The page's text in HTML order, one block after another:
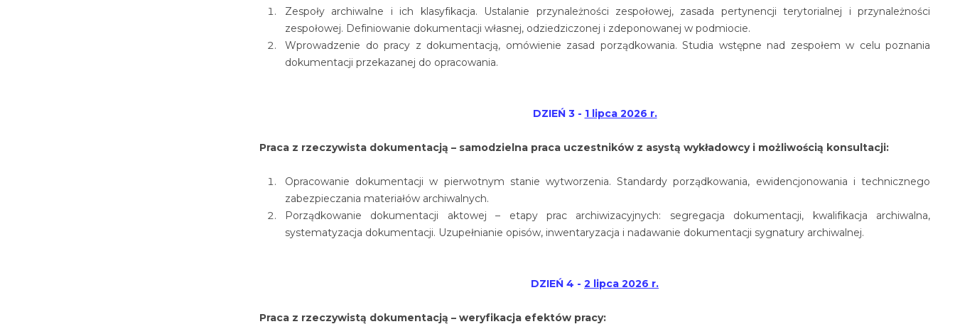
Zespoły archiwalne i ich klasyfikacja. Ustalanie przynależności zespołowej, zasada pertynencji terytorialnej i przynależności
zespołowej. Definiowanie dokumentacji własnej, odziedziczonej i zdeponowanej w podmiocie.
Wprowadzenie do pracy z dokumentacją, omówienie zasad porządkowania. Studia wstępne nad zespołem w celu poznania
dokumentacji przekazanej do opracowania.
DZIEŃ 3- 1 lipca 2026 r.
Praca z rzeczywista dokumentacją – samodzielna praca uczestników z asystą wykładowcy i możliwością konsultacji:
Opracowanie dokumentacji w pierwotnym stanie wytworzenia. Standardy porządkowania, ewidencjonowania i technicznego
zabezpieczania materiałów archiwalnych.
Porządkowanie dokumentacji aktowej – etapy prac archiwizacyjnych: segregacja dokumentacji, kwalifikacja archiwalna,
systematyzacja dokumentacji. Uzupełnianie opisów, inwentaryzacja i nadawanie dokumentacji sygnatury archiwalnej.
DZIEŃ 4 - 2 lipca 2026 r.
Praca z rzeczywistą dokumentacją – weryfikacja efektów pracy: